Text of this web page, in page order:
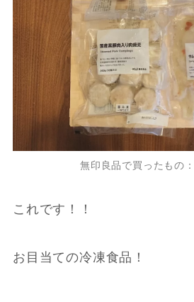
無印良品で買ったもの
これです！！
お目当ての冷凍食品！